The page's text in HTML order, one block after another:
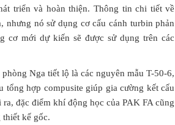
triển và hoàn thiện. Thông tin chi tiết về
nhưng nó sử dụng cơ cấu cánh turbin phản
cơ mới dự kiến sẽ được sử dụng trên các
Nga tiết lộ là các nguyên mẫu T-50-6,
tổng hợp compusite giúp gia cường kết cấu
đặc điểm khí động học của PAK FA cũng
kế gốc.